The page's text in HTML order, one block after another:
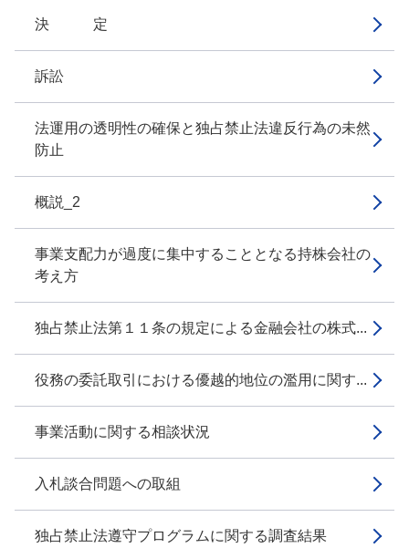
決 定
訴訟
法運用の透明性の確保と独占禁止法違反行為の未然
防止
概説_2
事業支配力が過度に集中することとなる持株会社の
考え方
独占禁止法第１１条の規定による金融会社の株式...
役務の委託取引における優越的地位の濫用に関す...
事業活動に関する相談状況
入札談合問題への取組
独占禁止法遵守プログラムに関する調査結果